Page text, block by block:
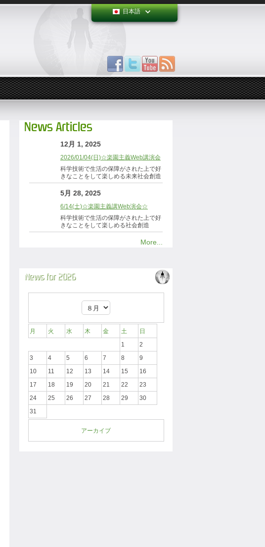
日本語
News Articles
12月 1, 2025
2026/01/04(日)☆楽園主義Web講演会
科学技術で生活の保障がされた上で好
きなことをして楽しめる未来社会創造
5月 28, 2025
6/14(土)☆楽園主義講Web演会☆
科学技術で生活の保障がされた上で好
きなことをして楽しめる社会創造
More...
News for 2026
月 火 水 木 金 土
日
1
2
3
4 5 6 7 8
9
10
11 12 13 14 15
16
17
18 19 20 21 22
23
24
25 26 27 28 29
30
31
アーカイブ